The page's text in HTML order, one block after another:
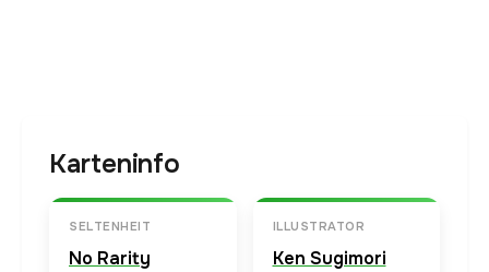
Karteninfo
SELTENHEIT
No Rarity
ILLUSTRATOR
Ken Sugimori